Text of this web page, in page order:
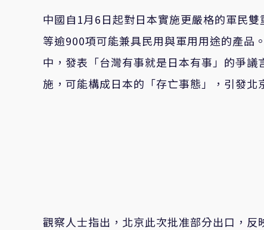
中國自1月6日起對日本實施更嚴格的軍民
等逾900項可能兼具民用與軍用用途的產品
中，發表「台灣有事就是日本有事」的爭
施，可能構成日本的「存亡事態」，引發北
觀察人士指出，北京此次批准部分出口，